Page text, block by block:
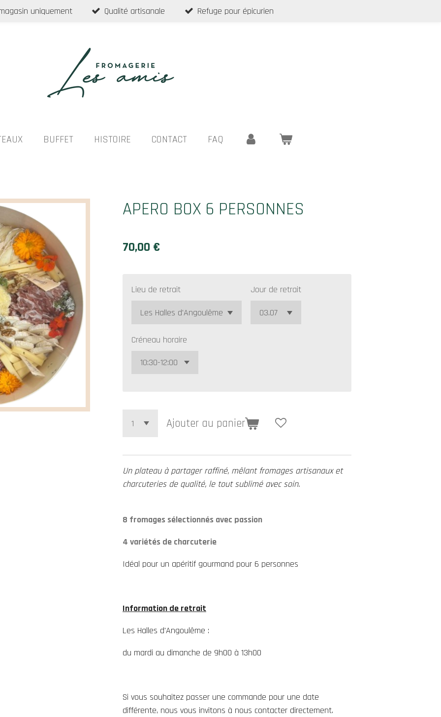
uniquement Qualité artisanale Refuge pour épicurien
BUFFET HISTOIRE CONTACT FAQ
APERO BOX 6 PERSONNES
70,00 €
Lieu de retrait Jour de retrait
Créneau horaire
Ajouter au panier
Un plateau à partager raffiné, mêlant fromages artisanaux et
charcuteries de qualité, le tout sublimé avec soin.
8 fromages sélectionnés avec passion
4 variétés de charcuterie
Idéal pour un apéritif gourmand pour 6 personnes
Information de retrait
Les Halles d'Angoulême :
du mardi au dimanche de 9h00 à 13h00
Si vous souhaitez passer une commande pour une date
différente, nous vous invitons à nous contacter directement.